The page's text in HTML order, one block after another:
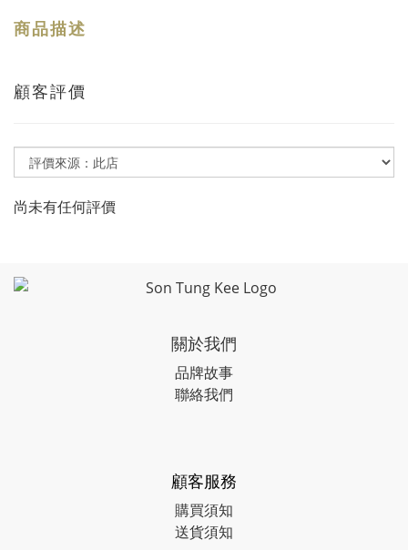
商品描述
顧客評價
尚未有任何評價
關於我們
品牌故事
聯絡我們
顧客服務
購買須知
送貨須知